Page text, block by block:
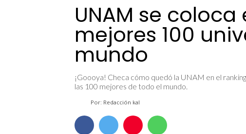
UNAM se coloca
mejores 100
mundo
¡Goooya! Checa cómo quedó la UNAM en el
las 100 mejores de todo el mundo.
Por: Redacción kal